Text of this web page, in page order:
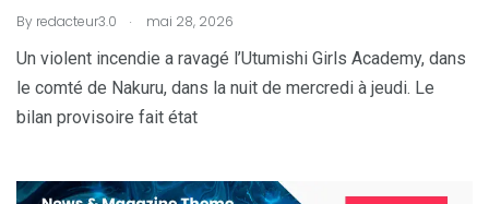
By redacteur3.0 . mai 28, 2026
Un violent incendie a ravagé l’Utumishi Girls Academy, dans
le comté de Nakuru, dans la nuit de mercredi à jeudi. Le
bilan provisoire fait état